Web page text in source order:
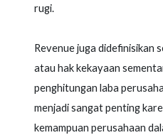
rugi.
Revenue juga didefinisikan
atau hak kekayaan
penghitungan laba
menjadi sangat penting
kemampuan perusahaan